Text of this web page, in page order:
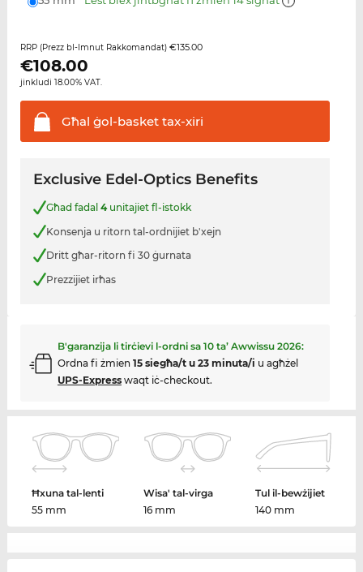
RRP (Prezz bl-Imnut Rakkomandat) €135.00
€108.00
jinkludi 18.00% VAT.
Għal ġol-baskettax-xiri
Exclusive Edel-Optics Benefits
Għad fadal 4unitajiet fl-istokk
Konsenja u ritorn tal-ordnijiet b'xejn
Dritt għar-ritorn fi 30 ġurnata
Prezzijiet irħas
B'garanzija li tirċievi l-ordni sa 10 ta’ Awwissu 2026:
Ordna fi żmien 15 siegħa/t u 23 minuta/i u agħżel
UPS-Expresswaqt iċ-checkout.
Ħxuna tal-lenti
55 mm
Wisa' tal-virga
16 mm
Tul il-bewżijiet
140 mm